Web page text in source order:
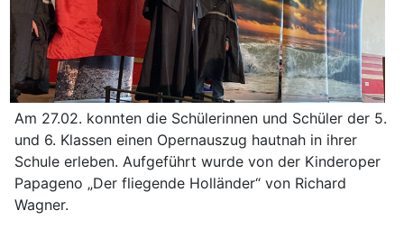
Am 27.02. konnten die Schülerinnen und Schüler der 5.
und 6. Klassen einen Opernauszug hautnah in ihrer
Schule erleben. Aufgeführt wurde von der Kinderoper
Papageno „Der fliegende Holländer“ von Richard
Wagner.